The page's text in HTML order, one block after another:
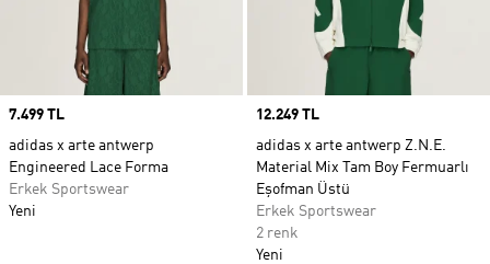
Price
7.499 TL
adidas x arte antwerp
Engineered Lace Forma
Erkek Sportswear
Yeni
Price
12.249 TL
adidas x arte antwerp Z.N.E.
Material Mix Tam Boy Fermuarlı
Eşofman Üstü
Erkek Sportswear
2 renk
Yeni